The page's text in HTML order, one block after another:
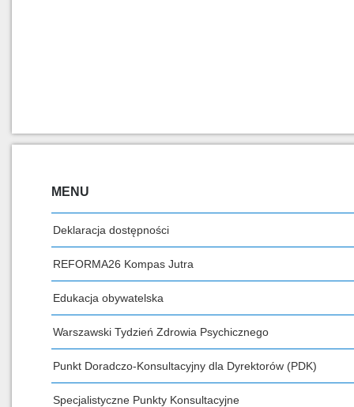
MENU
Deklaracja dostępności
REFORMA26 Kompas Jutra
Edukacja obywatelska
Warszawski Tydzień Zdrowia Psychicznego
Punkt Doradczo-Konsultacyjny dla Dyrektorów (PDK)
Specjalistyczne Punkty Konsultacyjne